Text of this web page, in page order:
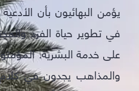
يؤمن البهائيون بأن الأدعية
في تطوير حياة الفرد
على خدمة البشرية.
والمذاهب يجدون في